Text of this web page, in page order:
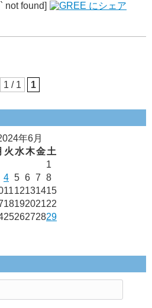
not found]
1 / 1 1
年6月
火 水木金土
1
4 5 6 7 8
1112131415
1819202122
2526272829